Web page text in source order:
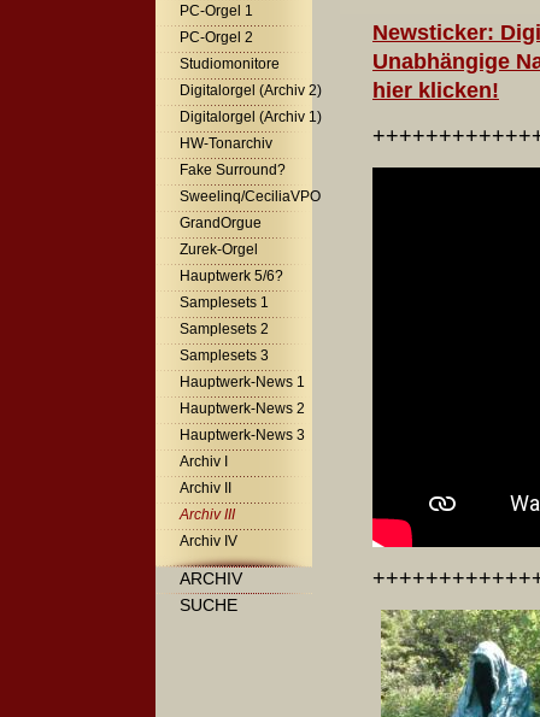
PC-Orgel 1
PC-Orgel 2
Studiomonitore
Digitalorgel (Archiv 2)
Digitalorgel (Archiv 1)
HW-Tonarchiv
Fake Surround?
Sweelinq/CeciliaVPO
GrandOrgue
Zurek-Orgel
Hauptwerk 5/6?
Samplesets 1
Samplesets 2
Samplesets 3
Hauptwerk-News 1
Hauptwerk-News 2
Hauptwerk-News 3
Archiv I
Archiv II
Archiv III
Archiv IV
ARCHIV
SUCHE
Newsticker:
Unabhängige
hier klicken!